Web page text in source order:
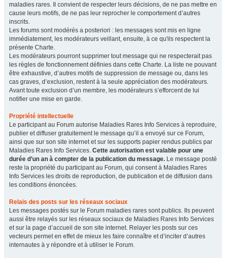
maladies rares. Il convient de respecter leurs décisions, de ne pas mettre en
cause leurs motifs, de ne pas leur reprocher le comportement d’autres
inscrits.
Les forums sont modérés a posteriori : les messages sont mis en ligne
immédiatement, les modérateurs veillant, ensuite, à ce qu'ils respectent la
présente Charte.
Les modérateurs pourront supprimer tout message qui ne respecterait pas
les règles de fonctionnement définies dans cette Charte. La liste ne pouvant
être exhaustive, d’autres motifs de suppression de message ou, dans les
cas graves, d’exclusion, restent à la seule appréciation des modérateurs.
Avant toute exclusion d’un membre, les modérateurs s’efforcent de lui
notifier une mise en garde.
Propriété intellectuelle
Le participant au Forum autorise Maladies Rares Info Services à reproduire,
publier et diffuser gratuitement le message qu’il a envoyé sur ce Forum,
ainsi que sur son site internet et sur les supports papier rendus publics par
Maladies Rares Info Services. Cette autorisation est valable pour une
durée d’un an à compter de la publication du message. Le message posté
reste la propriété du participant au Forum, qui consent à Maladies Rares
Info Services les droits de reproduction, de publication et de diffusion dans
les conditions énoncées.
Relais des posts sur les réseaux sociaux
Les messages postés sur le Forum maladies rares sont publics. Ils peuvent
aussi être relayés sur les réseaux sociaux de Maladies Rares Info Services
et sur la page d’accueil de son site internet. Relayer les posts sur ces
vecteurs permet en effet de mieux les faire connaître et d’inciter d’autres
internautes à y répondre et à utiliser le Forum.